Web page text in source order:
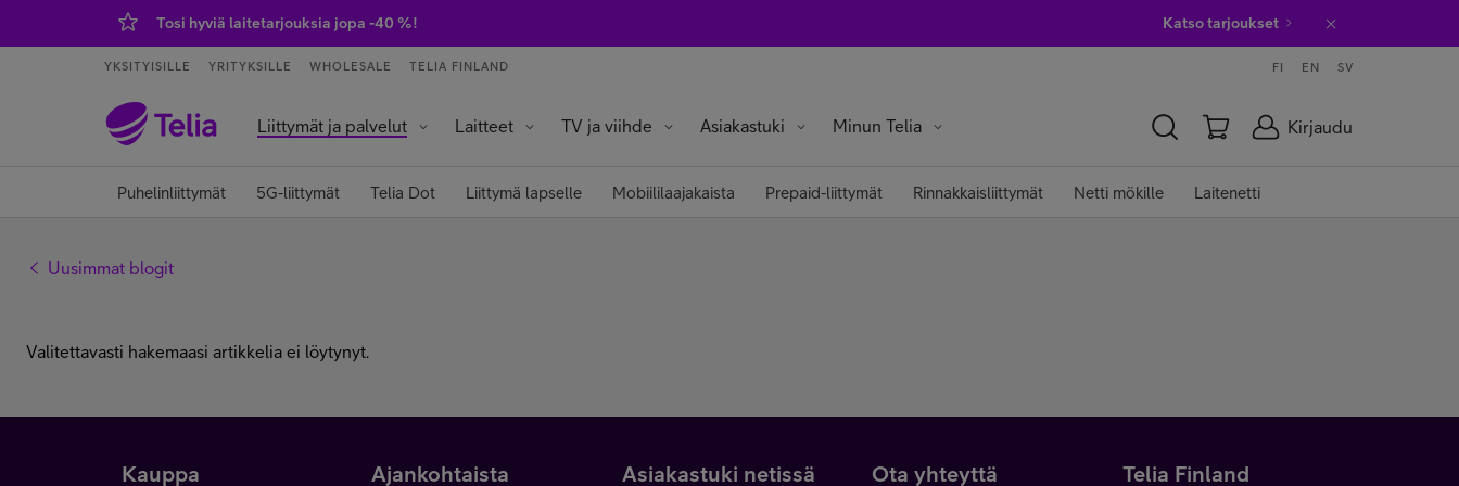
Tosi hyviä laitetarjouksia jopa -40 %! Katso tarjoukset
YKSITYISILLE YRITYKSILLE WHOLESALE TELIA FINLAND FI EN SV
Liittymät ja palvelut Laitteet TV ja viihde Asiakastuki Minun Telia Kirjaudu
Puhelinliittymät 5G-liittymät Telia Dot Liittymä lapselle Mobiililaajakaista Prepaid-liittymät Rinnakkaisliittymät Netti mökille Laitenetti
Uusimmat blogit
Valitettavasti hakemaasi artikkelia ei löytynyt.
Kauppa Ajankohtaista Asiakastuki netissä Ota yhteyttä Telia Finland